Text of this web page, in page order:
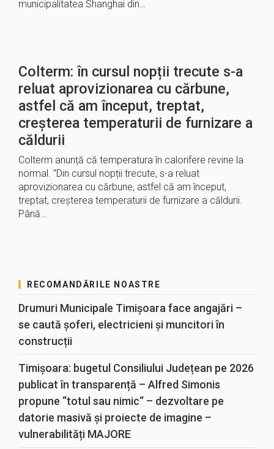
municipalitatea Shanghai din…
Colterm: în cursul nopții trecute s-a
reluat aprovizionarea cu cărbune,
astfel că am început, treptat,
creșterea temperaturii de furnizare a
căldurii
Colterm anunță că temperatura în calorifere revine la
normal. “Din cursul nopții trecute, s-a reluat
aprovizionarea cu cărbune, astfel că am început,
treptat, creșterea temperaturii de furnizare a căldurii.
Până…
RECOMANDĂRILE NOASTRE
Drumuri Municipale Timișoara face angajări –
se caută șoferi, electricieni și muncitori în
construcții
Timișoara: bugetul Consiliului Județean pe 2026
publicat în transparență – Alfred Simonis
propune “totul sau nimic“ – dezvoltare pe
datorie masivă și proiecte de imagine –
vulnerabilități MAJORE